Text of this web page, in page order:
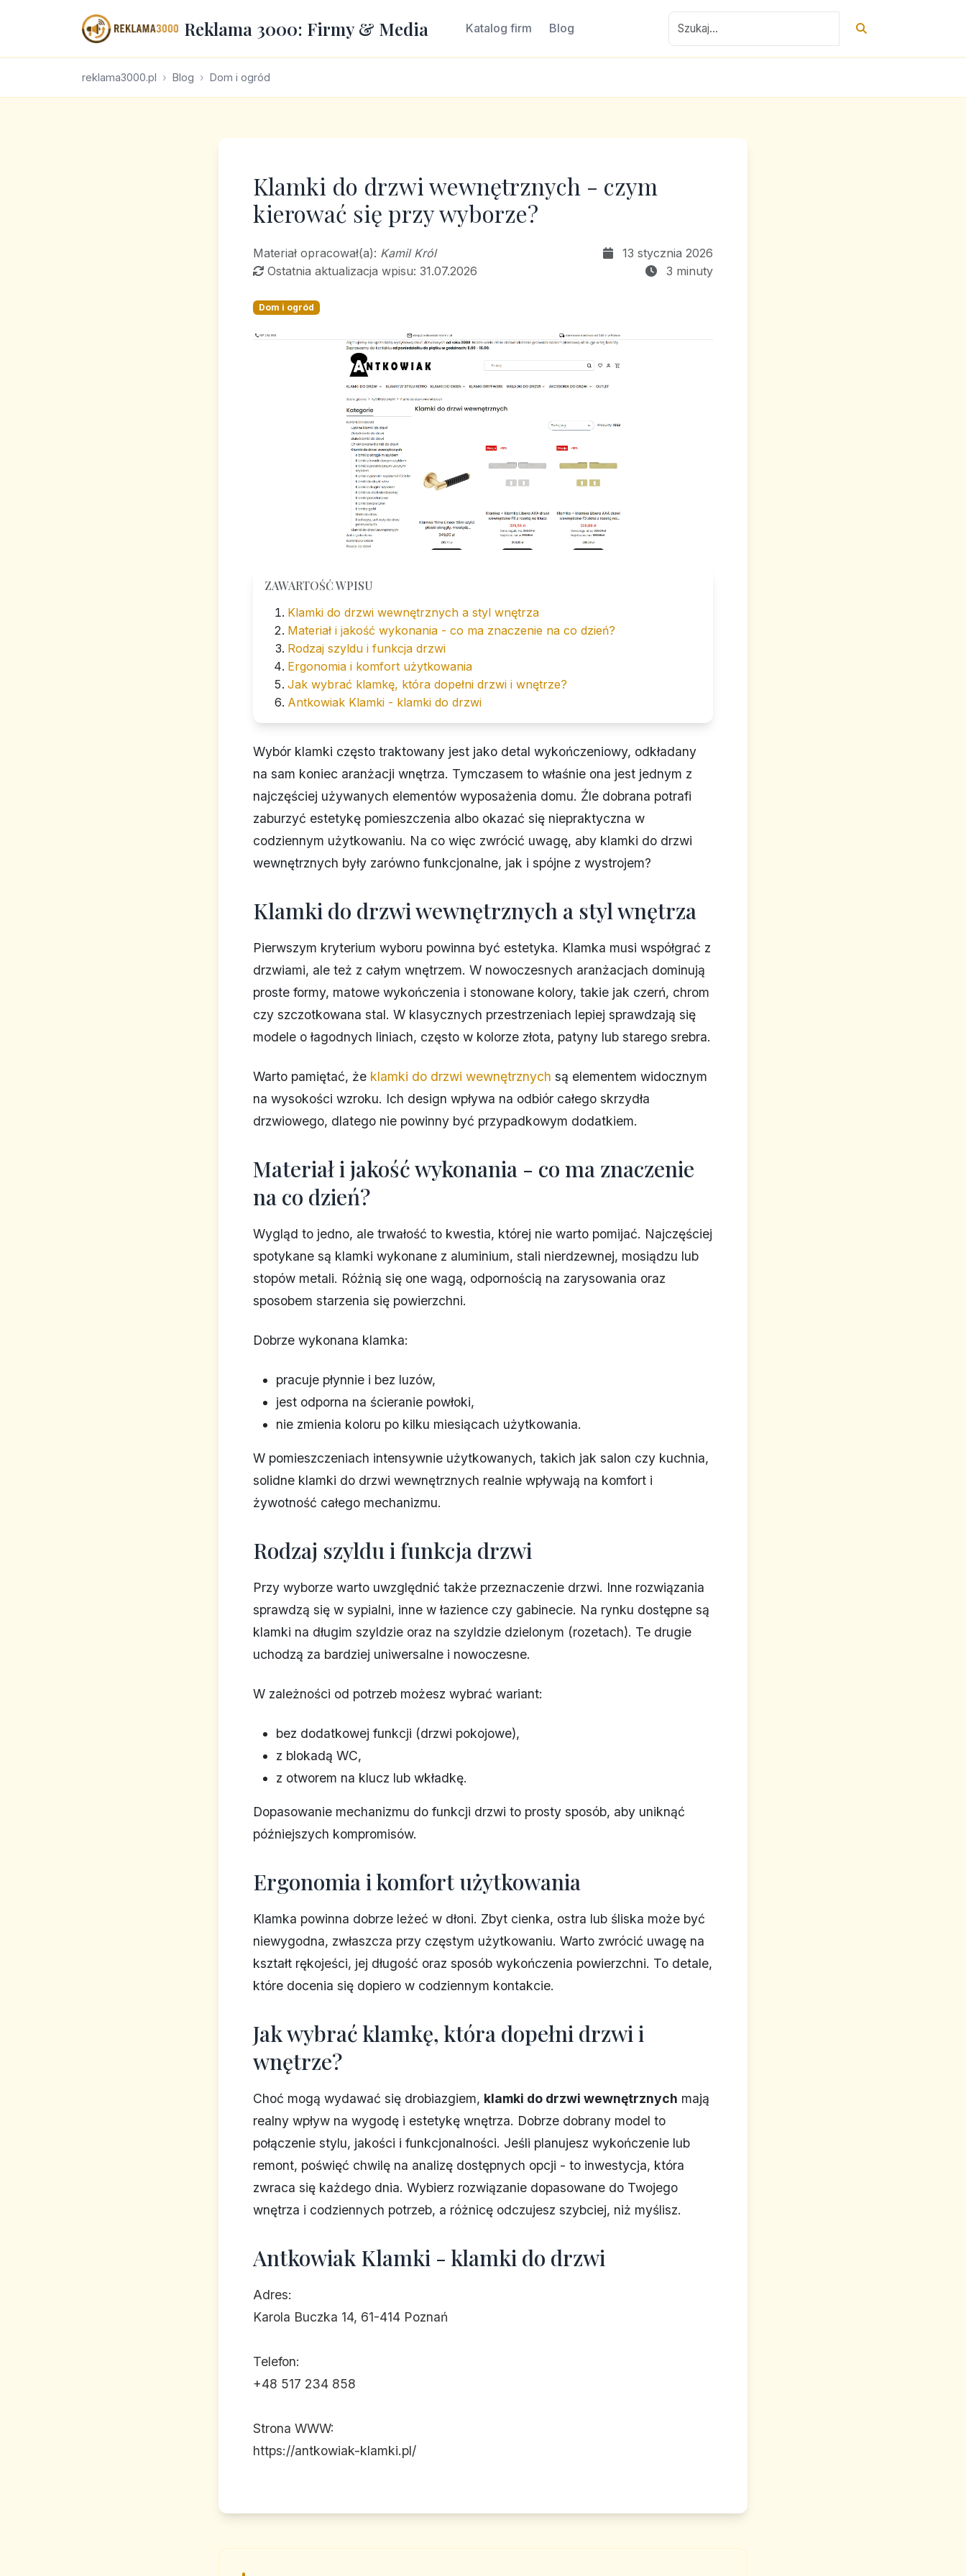
Reklama 3000: Firmy & Media Katalog firm Blog
reklama3000.pl Blog Dom i ogród
Klamki do drzwi wewnętrznych - czym
kierować się przy wyborze?
Materiał opracował(a): Kamil Król
13 stycznia 2026
Ostatnia aktualizacja wpisu: 31.07.2026
3 minuty
Dom i ogród
ZAWARTOŚĆ WPISU
Klamki do drzwi wewnętrznych a styl wnętrza
Materiał i jakość wykonania - co ma znaczenie na co dzień?
Rodzaj szyldu i funkcja drzwi
Ergonomia i komfort użytkowania
Jak wybrać klamkę, która dopełni drzwi i wnętrze?
Antkowiak Klamki - klamki do drzwi
Wybór klamki często traktowany jest jako detal wykończeniowy, odkładany
na sam koniec aranżacji wnętrza. Tymczasem to właśnie ona jest jednym z
najczęściej używanych elementów wyposażenia domu. Źle dobrana potrafi
zaburzyć estetykę pomieszczenia albo okazać się niepraktyczna w
codziennym użytkowaniu. Na co więc zwrócić uwagę, aby klamki do drzwi
wewnętrznych były zarówno funkcjonalne, jak i spójne z wystrojem?
Klamki do drzwi wewnętrznych a styl wnętrza
Pierwszym kryterium wyboru powinna być estetyka. Klamka musi współgrać z
drzwiami, ale też z całym wnętrzem. W nowoczesnych aranżacjach dominują
proste formy, matowe wykończenia i stonowane kolory, takie jak czerń, chrom
czy szczotkowana stal. W klasycznych przestrzeniach lepiej sprawdzają się
modele o łagodnych liniach, często w kolorze złota, patyny lub starego srebra.
Warto pamiętać, że klamki do drzwi wewnętrznych są elementem widocznym
na wysokości wzroku. Ich design wpływa na odbiór całego skrzydła
drzwiowego, dlatego nie powinny być przypadkowym dodatkiem.
Materiał i jakość wykonania - co ma znaczenie
na co dzień?
Wygląd to jedno, ale trwałość to kwestia, której nie warto pomijać. Najczęściej
spotykane są klamki wykonane z aluminium, stali nierdzewnej, mosiądzu lub
stopów metali. Różnią się one wagą, odpornością na zarysowania oraz
sposobem starzenia się powierzchni.
Dobrze wykonana klamka:
pracuje płynnie i bez luzów,
jest odporna na ścieranie powłoki,
nie zmienia koloru po kilku miesiącach użytkowania.
W pomieszczeniach intensywnie użytkowanych, takich jak salon czy kuchnia,
solidne klamki do drzwi wewnętrznych realnie wpływają na komfort i
żywotność całego mechanizmu.
Rodzaj szyldu i funkcja drzwi
Przy wyborze warto uwzględnić także przeznaczenie drzwi. Inne rozwiązania
sprawdzą się w sypialni, inne w łazience czy gabinecie. Na rynku dostępne są
klamki na długim szyldzie oraz na szyldzie dzielonym (rozetach). Te drugie
uchodzą za bardziej uniwersalne i nowoczesne.
W zależności od potrzeb możesz wybrać wariant:
bez dodatkowej funkcji (drzwi pokojowe),
z blokadą WC,
z otworem na klucz lub wkładkę.
Dopasowanie mechanizmu do funkcji drzwi to prosty sposób, aby uniknąć
późniejszych kompromisów.
Ergonomia i komfort użytkowania
Klamka powinna dobrze leżeć w dłoni. Zbyt cienka, ostra lub śliska może być
niewygodna, zwłaszcza przy częstym użytkowaniu. Warto zwrócić uwagę na
kształt rękojeści, jej długość oraz sposób wykończenia powierzchni. To detale,
które docenia się dopiero w codziennym kontakcie.
Jak wybrać klamkę, która dopełni drzwi i
wnętrze?
Choć mogą wydawać się drobiazgiem, klamki do drzwi wewnętrznych mają
realny wpływ na wygodę i estetykę wnętrza. Dobrze dobrany model to
połączenie stylu, jakości i funkcjonalności. Jeśli planujesz wykończenie lub
remont, poświęć chwilę na analizę dostępnych opcji - to inwestycja, która
zwraca się każdego dnia. Wybierz rozwiązanie dopasowane do Twojego
wnętrza i codziennych potrzeb, a różnicę odczujesz szybciej, niż myślisz.
Antkowiak Klamki - klamki do drzwi
Adres:
Karola Buczka 14, 61-414 Poznań
Telefon:
+48 517 234 858
Strona WWW:
https://antkowiak-klamki.pl/